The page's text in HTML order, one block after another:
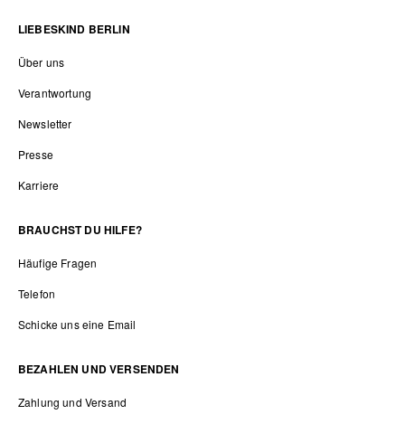
LIEBESKIND BERLIN
Über uns
Verantwortung
Newsletter
Presse
Karriere
BRAUCHST DU HILFE?
Häufige Fragen
Telefon
Schicke uns eine Email
BEZAHLEN UND VERSENDEN
Zahlung und Versand